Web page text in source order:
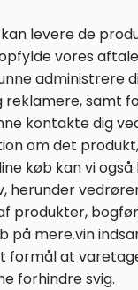
levere de
vores
administrere
reklamere, samt
kontakte dig
om det
køb kan vi
herunder
produkter,
på mere.vin
formål at
forhindre svig.